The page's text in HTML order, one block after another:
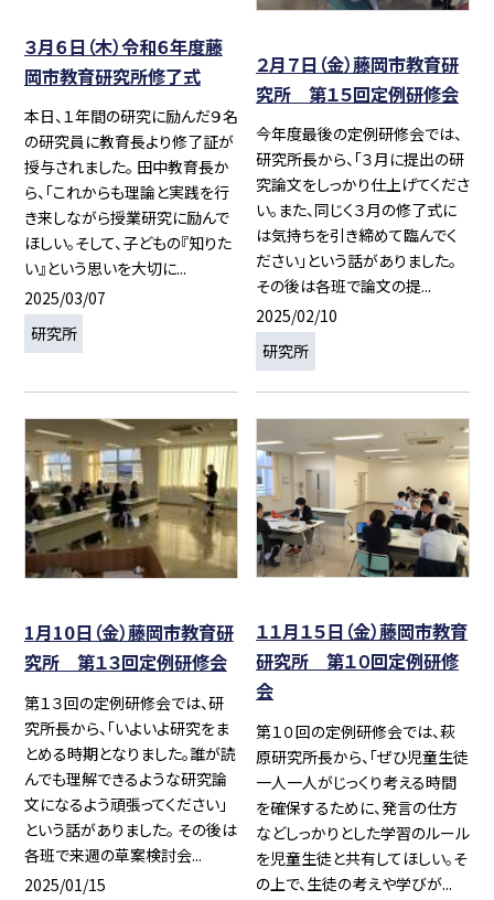
３月６日（木）令和６年度藤
岡市教育研究所修了式
本日、１年間の研究に励んだ９名
の研究員に教育長より修了証が
授与されました。 田中教育長か
ら、「これからも理論と実践を行
き来しながら授業研究に励んで
ほしい。そして、子どもの『知りた
い』という思いを大切に...
2025/03/07
研究所
２月７日（金）藤岡市教育研
究所 第１５回定例研修会
今年度最後の定例研修会では、
研究所長から、「３月に提出の研
究論文をしっかり仕上げてくださ
い。また、同じく３月の修了式に
は気持ちを引き締めて臨んでく
ださい」という話がありました。
その後は各班で論文の提...
2025/02/10
研究所
1月10日（金）藤岡市教育研
究所 第１３回定例研修会
第１３回の定例研修会では、研
究所長から、「いよいよ研究をま
とめる時期となりました。誰が読
んでも理解できるような研究論
文になるよう頑張ってください」
という話がありました。 その後は
各班で来週の草案検討会...
2025/01/15
１１月１５日（金）藤岡市教育
研究所 第１０回定例研修
会
第１０回の定例研修会では、萩
原研究所長から、「ぜひ児童生徒
一人一人がじっくり考える時間
を確保するために、発言の仕方
などしっかりとした学習のルール
を児童生徒と共有してほしい。そ
の上で、生徒の考えや学びが...